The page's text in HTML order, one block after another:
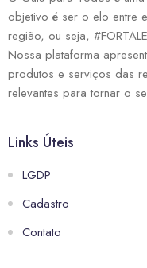
objetivo é ser o elo entre
região, ou seja,
Nossa plataforma
produtos e serviços das
relevantes para tornar o
Links Úteis
LGDP
Cadastro
Contato